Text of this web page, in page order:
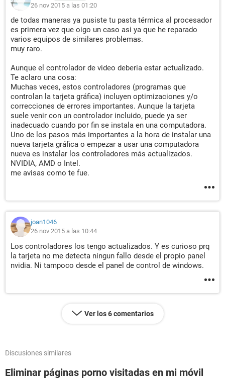
26 nov 2015 a las 01:20
de todas maneras ya pusiste tu pasta térmica al procesador
es primera vez que oigo un caso asi ya que he reparado
varios equipos de similares problemas.
muy raro.
Aunque el controlador de video deberia estar actualizado.
Te aclaro una cosa:
Muchas veces, estos controladores (programas que
controlan la tarjeta gráfica) incluyen optimizaciones y/o
correcciones de errores importantes. Aunque la tarjeta
suele venir con un controlador incluido, puede ya ser
inadecuado cuando por fin se instala en una computadora.
Uno de los pasos más importantes a la hora de instalar una
nueva tarjeta gráfica o empezar a usar una computadora
nueva es instalar los controladores más actualizados.
NVIDIA, AMD o Intel.
me avisas como te fue.
joan1046
26 nov 2015 a las 10:44
Los controladores los tengo actualizados. Y es curioso prq
la tarjeta no me detecta ningun fallo desde el propio panel
nvidia. Ni tampoco desde el panel de control de windows.
Ver los 6 comentarios
Discusiones similares
Eliminar páginas porno visitadas en mi móvil